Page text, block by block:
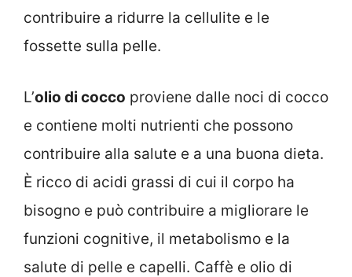
contribuire a ridurre la cellulite e le
fossette sulla pelle.
L’olio di cocco proviene dalle noci di cocco
e contiene molti nutrienti che possono
contribuire alla salute e a una buona dieta.
È ricco di acidi grassi di cui il corpo ha
bisogno e può contribuire a migliorare le
funzioni cognitive, il metabolismo e la
salute di pelle e capelli. Caffè e olio di